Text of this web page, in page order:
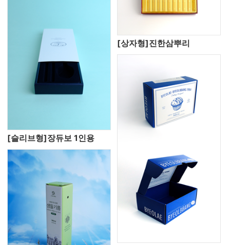
[슬리브형]장듀보 1인용
[상자형]진한삼뿌리